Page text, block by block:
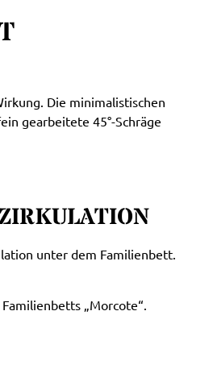
Die minimalistischen
gearbeitete 45°-Schräge
unter dem Familienbett.
„Morcote“.